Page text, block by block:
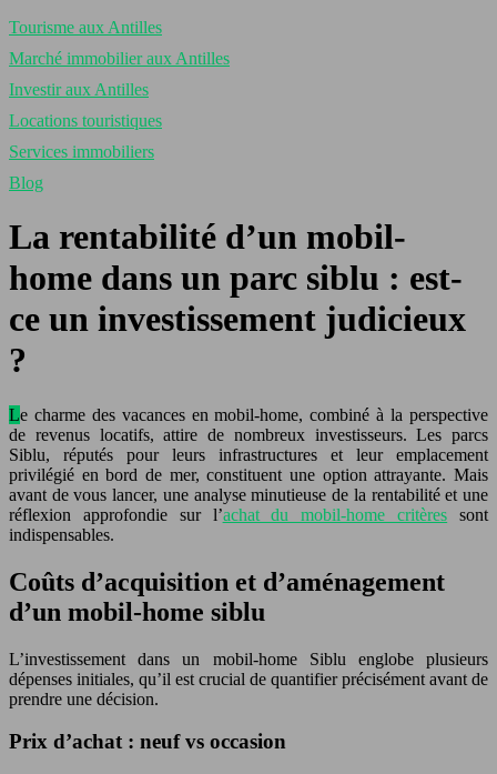
Tourisme aux Antilles
Marché immobilier aux Antilles
Investir aux Antilles
Locations touristiques
Services immobiliers
Blog
La rentabilité d’un mobil-
home dans un parc siblu : est-
ce un investissement judicieux
?
Le charme des vacances en mobil-home, combiné à la perspective
de revenus locatifs, attire de nombreux investisseurs. Les parcs
Siblu, réputés pour leurs infrastructures et leur emplacement
privilégié en bord de mer, constituent une option attrayante. Mais
avant de vous lancer, une analyse minutieuse de la rentabilité et une
réflexion approfondie sur l’achat du mobil-home critères sont
indispensables.
Coûts d’acquisition et d’aménagement
d’un mobil-home siblu
L’investissement dans un mobil-home Siblu englobe plusieurs
dépenses initiales, qu’il est crucial de quantifier précisément avant de
prendre une décision.
Prix d’achat : neuf vs occasion